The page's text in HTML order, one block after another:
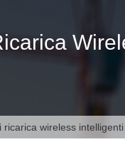
ricarica wireless